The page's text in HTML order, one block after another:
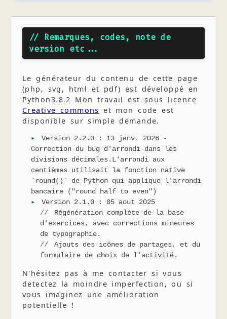
// Remarques, codes, note de
version etc...
Le générateur du contenu de cette page
(php, svg, html et pdf) est développé en
Python3.8.2 Mon travail est sous licence
Creative commons et mon code est
disponible sur simple demande.
Version 2.2.0 : 13 janv. 2026 -
Correction du bug d'arrondi dans les
divisions décimales.L'arrondi aux
centièmes utilisait la fonction native
`round()` de Python qui applique l'arrondi
bancaire ("round half to even")
Version 2.1.0 : 05 aout 2025
Régénération complète de la base
d'exercices, avec corrections mineures
de typographie.
Ajouts des icônes de partages, et du
formulaire de choix de l'activité.
N'hésitez pas à me contacter si vous
detectez la moindre imperfection, ou si
vous imaginez une amélioration
potentielle !